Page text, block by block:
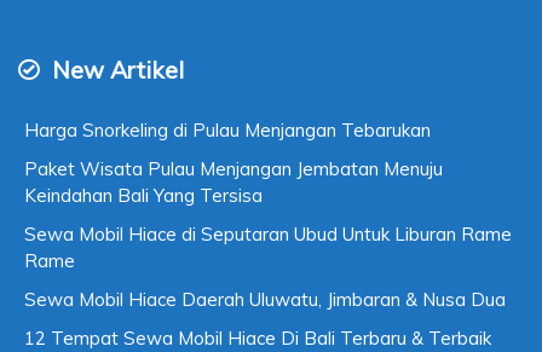
New Artikel
Harga Snorkeling di Pulau Menjangan Tebarukan
Paket Wisata Pulau Menjangan Jembatan Menuju
Keindahan Bali Yang Tersisa
Sewa Mobil Hiace di Seputaran Ubud Untuk Liburan Rame
Rame
Sewa Mobil Hiace Daerah Uluwatu, Jimbaran & Nusa Dua
12 Tempat Sewa Mobil Hiace Di Bali Terbaru & Terbaik